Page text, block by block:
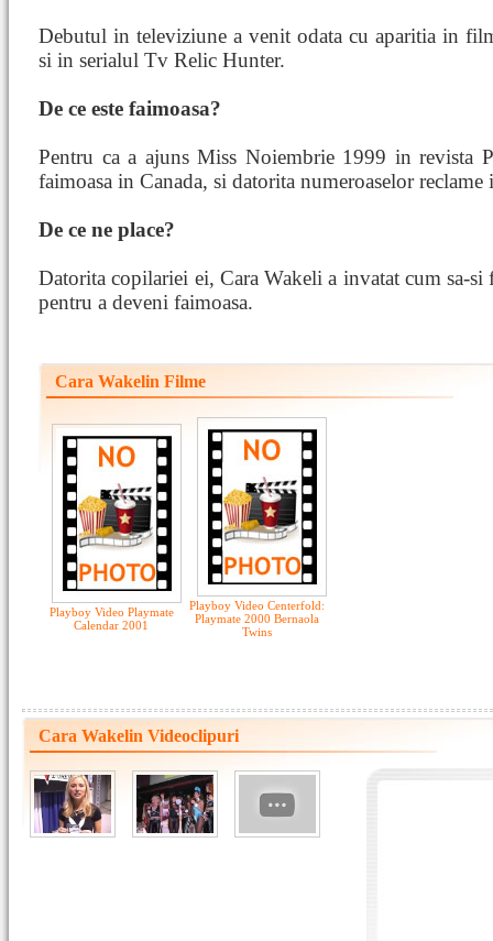
Debutul in televiziune a venit odata cu aparitia in
si in serialul Tv Relic Hunter.
De ce este faimoasa?
Pentru ca a ajuns Miss Noiembrie 1999 in revista
faimoasa in Canada, si datorita numeroaselor reclame
De ce ne place?
Datorita copilariei ei, Cara Wakeli a invatat cum sa-si
pentru a deveni faimoasa.
Cara Wakelin Filme
Playboy Video Playmate
Calendar 2001
Playboy Video Centerfold:
Playmate 2000 Bernaola
Twins
Cara Wakelin Videoclipuri